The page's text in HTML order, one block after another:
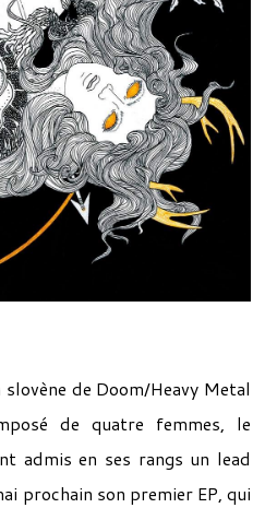
de Doom/Heavy Metal
de quatre femmes, le
admis en ses rangs un lead
prochain son premier EP, qui